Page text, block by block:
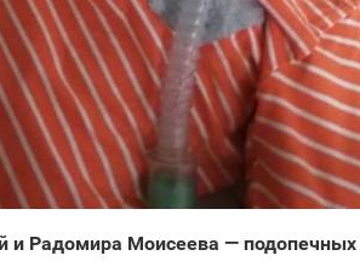
и Радомира Моисеева —